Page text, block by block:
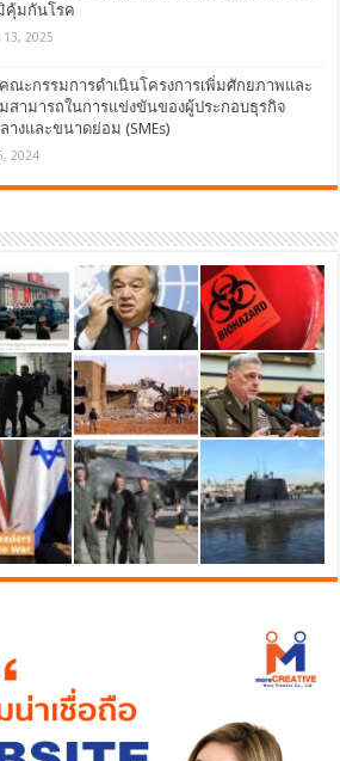
คุ้มกันโรค
13, 2025
ณะกรรมการดำเนินโครงการเพิ่มศักยภาพและ
สามารถในการแข่งขันของผู้ประกอบธุรกิจ
างและขนาดย่อม (SMEs)
2024